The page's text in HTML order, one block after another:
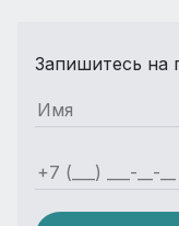
Запишитесь на